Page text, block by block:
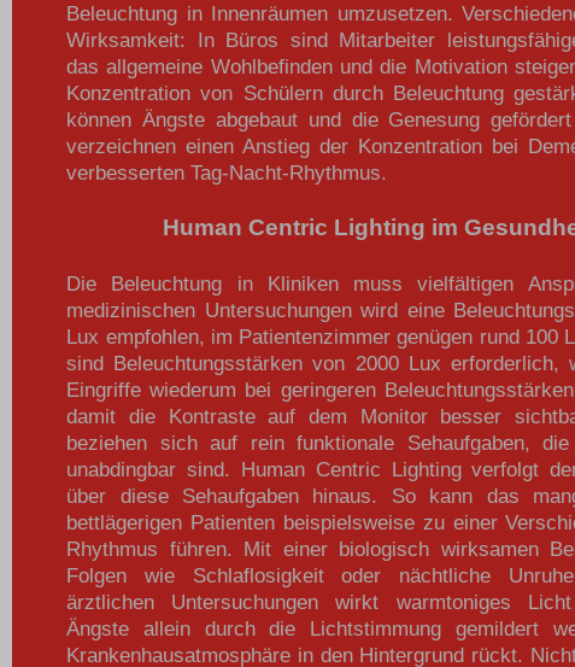
Beleuchtung in Innenräumen umzusetzen.
Wirksamkeit: In Büros sind Mitarbeiter
das allgemeine Wohlbefinden und die Motivation
Konzentration von Schülern durch Beleuchtung
können Ängste abgebaut und die Genesung
verzeichnen einen Anstieg der Konzentration bei
verbesserten Tag-Nacht-Rhythmus.
Human Centric Lighting im
Die Beleuchtung in Kliniken muss vielfältigen
medizinischen Untersuchungen wird eine
Lux empfohlen, im Patientenzimmer genügen rund 100
sind Beleuchtungsstärken von 2000 Lux erforderlich,
Eingriffe wiederum bei geringeren
damit die Kontraste auf dem Monitor besser
beziehen sich auf rein funktionale Sehaufgaben,
unabdingbar sind. Human Centric Lighting verfolgt
über diese Sehaufgaben hinaus. So kann das
bettlägerigen Patienten beispielsweise zu einer
Rhythmus führen. Mit einer biologisch wirksamen
Folgen wie Schlaflosigkeit oder nächtliche
ärztlichen Untersuchungen wirkt warmtoniges
Ängste allein durch die Lichtstimmung gemildert
Krankenhausatmosphäre in den Hintergrund rückt.